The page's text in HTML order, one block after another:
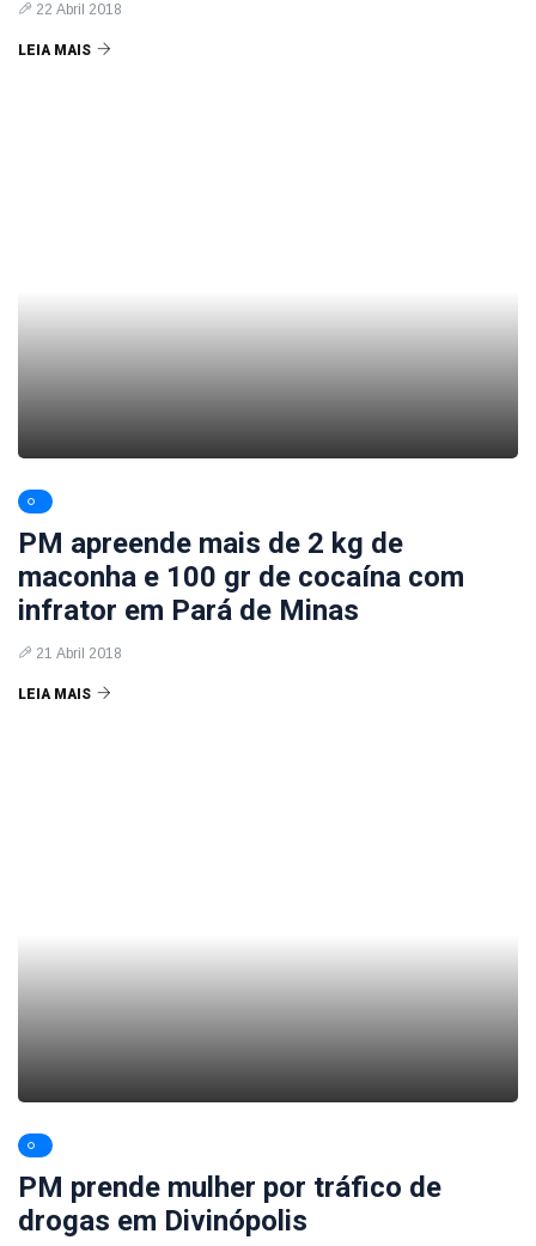
22 Abril 2018
LEIA MAIS
PM apreende mais de 2 kg de
maconha e 100 gr de cocaína com
infrator em Pará de Minas
21 Abril 2018
LEIA MAIS
PM prende mulher por tráfico de
drogas em Divinópolis